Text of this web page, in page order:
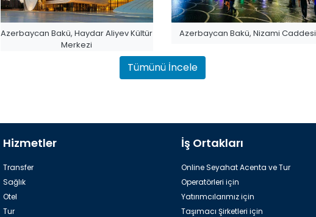
Azerbaycan Bakü, Haydar Aliyev Kültür
Merkezi
Azerbaycan Bakü, Nizami Caddesi
Meydanı
Tümünü İncele
Hizmetler
Transfer
Sağlık
Otel
Tur
İş Ortakları
Online Seyahat Acenta ve Tur
Operatörleri için
Yatırımcılarımız için
Taşımacı Şirketleri için